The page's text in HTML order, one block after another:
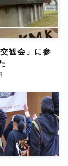
観会」に参